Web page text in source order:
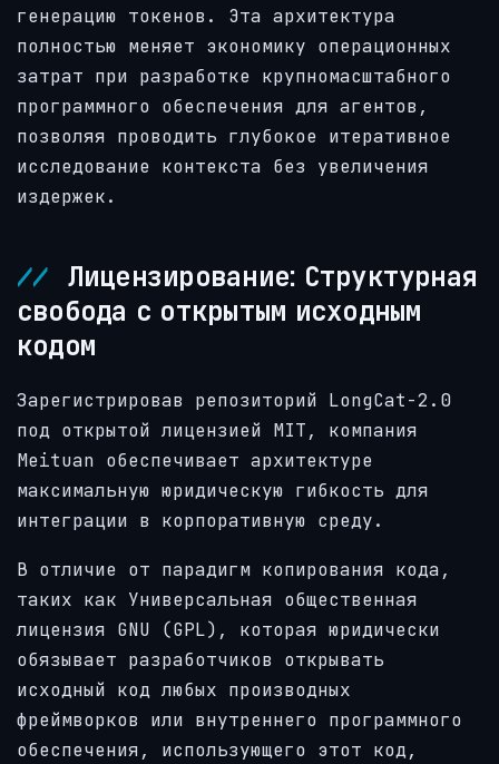
генерацию токенов. Эта архитектура
полностью меняет экономику операционных
затрат при разработке крупномасштабного
программного обеспечения для агентов,
позволяя проводить глубокое итеративное
исследование контекста без увеличения
издержек.
Лицензирование: Структурная
свобода с открытым исходным
кодом
Зарегистрировав репозиторий LongCat-2.0
под открытой лицензией MIT, компания
Meituan обеспечивает архитектуре
максимальную юридическую гибкость для
интеграции в корпоративную среду.
В отличие от парадигм копирования кода,
таких как Универсальная общественная
лицензия GNU (GPL), которая юридически
обязывает разработчиков открывать
исходный код любых производных
фреймворков или внутреннего программного
обеспечения, использующего этот код,